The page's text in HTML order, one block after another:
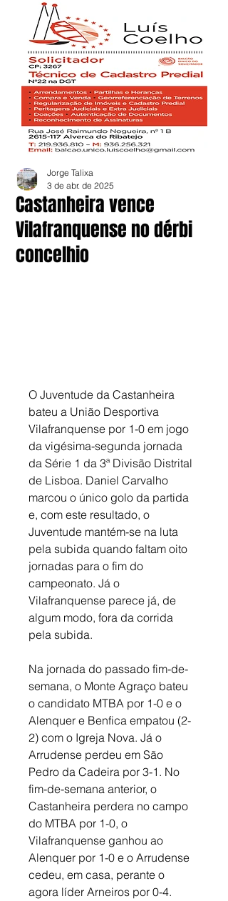
Castanheira vence
Vilafranquense no dérbi
concelhio
Jorge Talixa
3 de abr. de 2025
O Juventude da Castanheira
bateu a União Desportiva
Vilafranquense por 1-0 em jogo
da vigésima-segunda jornada
da Série 1 da 3ª Divisão Distrital
de Lisboa. Daniel Carvalho
marcou o único golo da partida
e, com este resultado, o
Juventude mantém-se na luta
pela subida quando faltam oito
jornadas para o fim do
campeonato. Já o
Vilafranquense parece já, de
algum modo, fora da corrida
pela subida.
Na jornada do passado fim-de-
semana, o Monte Agraço bateu
o candidato MTBA por 1-0 e o
Alenquer e Benfica empatou (2-
2) com o Igreja Nova. Já o
Arrudense perdeu em São
Pedro da Cadeira por 3-1. No
fim-de-semana anterior, o
Castanheira perdera no campo
do MTBA por 1-0, o
Vilafranquense ganhou ao
Alenquer por 1-0 e o Arrudense
cedeu, em casa, perante o
agora líder Arneiros por 0-4.